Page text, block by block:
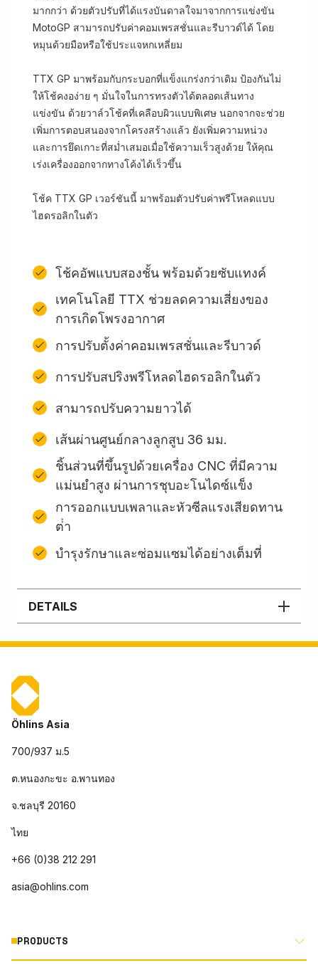
มากกว่า ด้วยตัวปรับที่ได้แรงบันดาลใจมาจากการแข่งขัน
MotoGP สามารถปรับค่าคอมเพรสชั่นและรีบาวด์ได้ โดย
หมุนด้วยมือหรือใช้ประแจหกเหลี่ยม
TTX GP มาพร้อมกับกระบอกที่แข็งแกร่งกว่าเดิม ป้องกันไม่
ให้โช้คงอง่าย ๆ มั่นใจในการทรงตัวได้ตลอดเส้นทาง
แข่งขัน ด้วยวาล์วโช้คที่เคลือบผิวแบบพิเศษ นอกจากจะช่วย
เพิ่มการตอบสนองจากโครงสร้างแล้ว ยังเพิ่มความหน่วง
และการยึดเกาะที่สม่ำเสมอเมื่อใช้ความเร็วสูงด้วย ให้คุณ
เร่งเครื่องออกจากทางโค้งได้เร็วขึ้น
โช้ค TTX GP เวอร์ชันนี้ มาพร้อมตัวปรับค่าพรีโหลดแบบ
ไฮดรอลิกในตัว
โช้คอัพแบบสองชั้น พร้อมด้วยซับแทงค์
เทคโนโลยี TTX ช่วยลดความเสี่ยงของ
การเกิดโพรงอากาศ
การปรับตั้งค่าคอมเพรสชั่นและรีบาวด์
การปรับสปริงพรีโหลดไฮดรอลิกในตัว
สามารถปรับความยาวได้
เส้นผ่านศูนย์กลางลูกสูบ 36 มม.
ชิ้นส่วนที่ขึ้นรูปด้วยเครื่อง CNC ที่มีความ
แม่นยำสูง ผ่านการชุบอะโนไดซ์แข็ง
การออกแบบเพลาและหัวซีลแรงเสียดทาน
ต่ํา
บํารุงรักษาและซ่อมแซมได้อย่างเต็มที่
DETAILS
Öhlins Asia
700/937 ม.5
ต.หนองกะขะ อ.พานทอง
จ.ชลบุรี 20160
ไทย
+66 (0)38 212 291
asia@ohlins.com
PRODUCTS